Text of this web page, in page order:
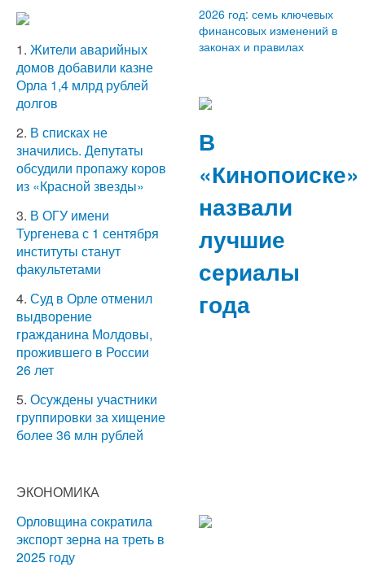
1. Жители аварийных
домов добавили казне
Орла 1,4 млрд рублей
долгов
2. В списках не
значились. Депутаты
обсудили пропажу коров
из «Красной звезды»
3. В ОГУ имени
Тургенева с 1 сентября
институты станут
факультетами
4. Суд в Орле отменил
выдворение
гражданина Молдовы,
прожившего в России
26 лет
5. Осуждены участники
группировки за хищение
более 36 млн рублей
ЭКОНОМИКА
Орловщина сократила
экспорт зерна на треть в
2025 году
2026 год: семь ключевых
финансовых изменений в
законах и правилах
В
«Кинопоиске»
назвали
лучшие
сериалы
года